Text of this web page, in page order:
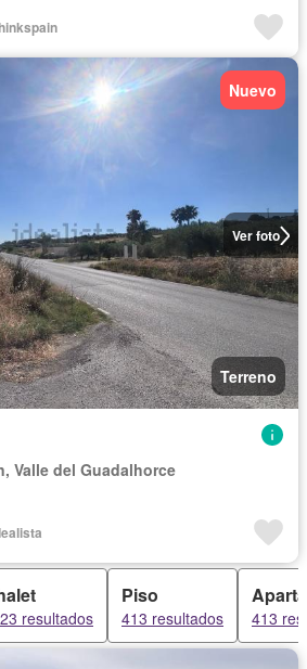
Ver foto
Nuevo
Terreno
Valle del Guadalhorce
resultados
Piso
413 resultados 413